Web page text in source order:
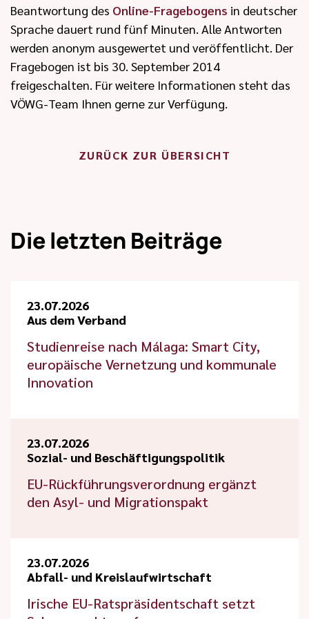
Beantwortung des Online-Fragebogens in deutscher
Sprache dauert rund fünf Minuten. Alle Antworten
werden anonym ausgewertet und veröffentlicht. Der
Fragebogen ist bis 30. September 2014
freigeschalten. Für weitere Informationen steht das
VÖWG-Team Ihnen gerne zur Verfügung.
ZURÜCK ZUR ÜBERSICHT
Die letzten Beiträge
23.07.2026
Aus dem Verband
Studienreise nach Málaga: Smart City,
europäische Vernetzung und kommunale
Innovation
23.07.2026
Sozial- und Beschäftigungspolitik
EU-Rückführungsverordnung ergänzt
den Asyl- und Migrationspakt
23.07.2026
Abfall- und Kreislaufwirtschaft
Irische EU-Ratspräsidentschaft setzt